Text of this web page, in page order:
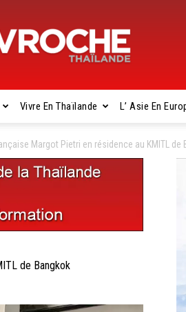
Gavroche
Vivre En Thaïlande L’ Asie En
Margot Pietri en résidence au KMITL de
de Bangkok